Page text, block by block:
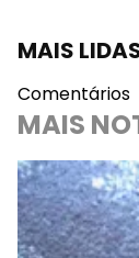
MAIS
Comentários
MAIS